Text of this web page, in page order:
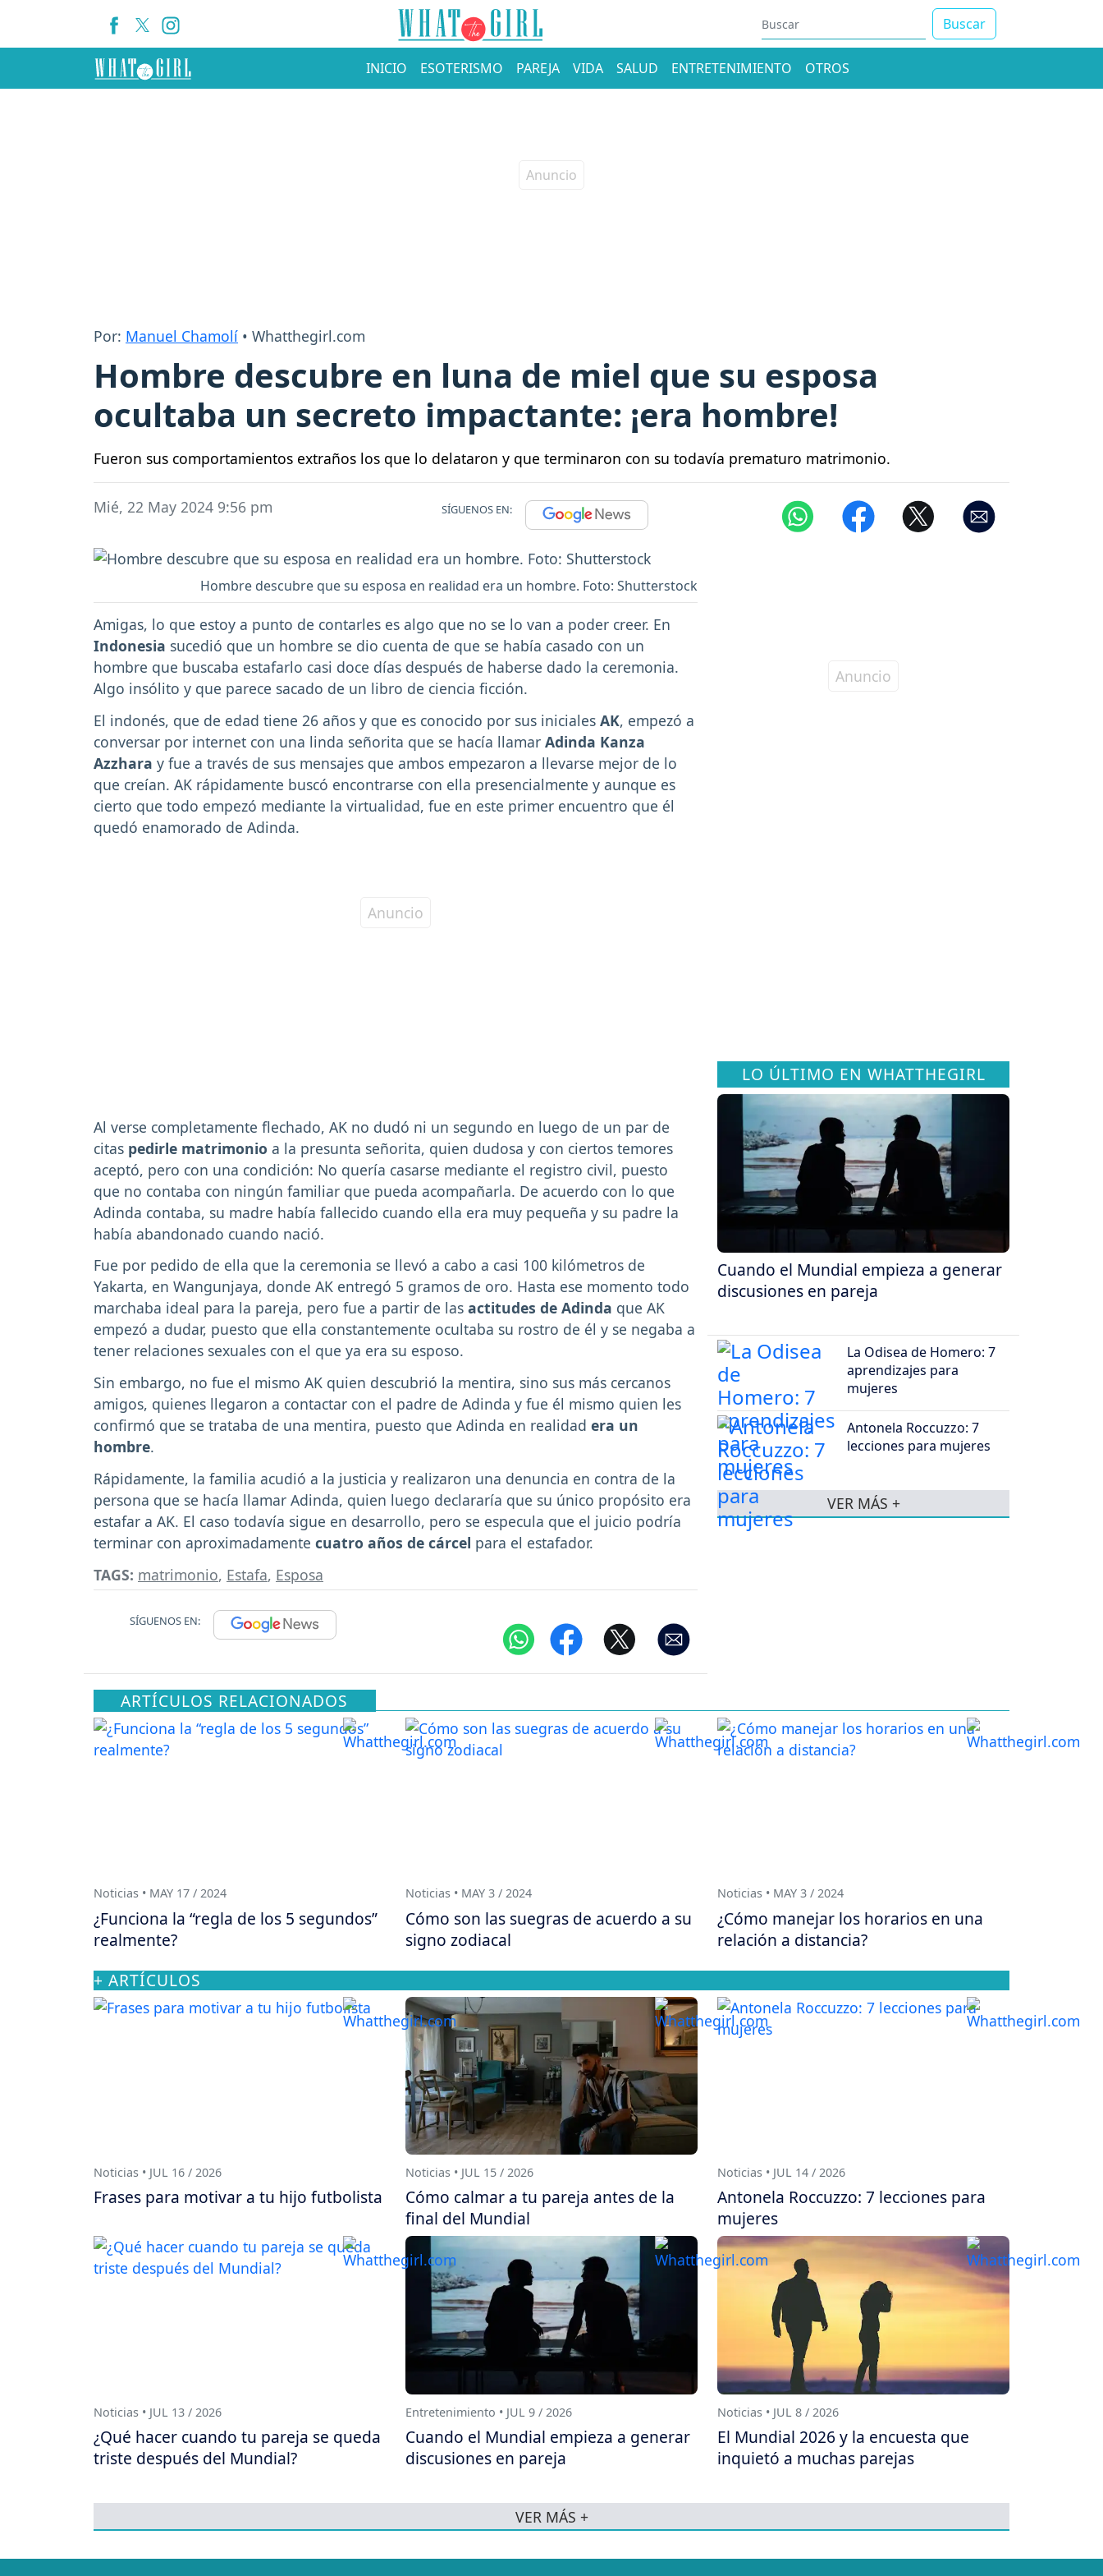
Buscar
INICIO ESOTERISMO PAREJA VIDA SALUD ENTRETENIMIENTO OTROS
Por: Manuel Chamolí • Whatthegirl.com
Hombre descubre en luna de miel que su esposa
ocultaba un secreto impactante: ¡era hombre!
Fueron sus comportamientos extraños los que lo delataron y que terminaron con su todavía prematuro matrimonio.
Mié, 22 May 2024 9:56 pm SÍGUENOS EN:
Hombre descubre que su esposa en realidad era un hombre. Foto: Shutterstock
Amigas, lo que estoy a punto de contarles es algo que no se lo van a poder creer. En
Indonesia sucedió que un hombre se dio cuenta de que se había casado con un
hombre que buscaba estafarlo casi doce días después de haberse dado la ceremonia.
Algo insólito y que parece sacado de un libro de ciencia ficción.
El indonés, que de edad tiene 26 años y que es conocido por sus iniciales AK, empezó a
conversar por internet con una linda señorita que se hacía llamar Adinda Kanza
Azzhara y fue a través de sus mensajes que ambos empezaron a llevarse mejor de lo
que creían. AK rápidamente buscó encontrarse con ella presencialmente y aunque es
cierto que todo empezó mediante la virtualidad, fue en este primer encuentro que él
quedó enamorado de Adinda.
Al verse completamente flechado, AK no dudó ni un segundo en luego de un par de
citas pedirle matrimonio a la presunta señorita, quien dudosa y con ciertos temores
aceptó, pero con una condición: No quería casarse mediante el registro civil, puesto
que no contaba con ningún familiar que pueda acompañarla. De acuerdo con lo que
Adinda contaba, su madre había fallecido cuando ella era muy pequeña y su padre la
había abandonado cuando nació.
Fue por pedido de ella que la ceremonia se llevó a cabo a casi 100 kilómetros de
Yakarta, en Wangunjaya, donde AK entregó 5 gramos de oro. Hasta ese momento todo
marchaba ideal para la pareja, pero fue a partir de las actitudes de Adinda que AK
empezó a dudar, puesto que ella constantemente ocultaba su rostro de él y se negaba a
tener relaciones sexuales con el que ya era su esposo.
Sin embargo, no fue el mismo AK quien descubrió la mentira, sino sus más cercanos
amigos, quienes llegaron a contactar con el padre de Adinda y fue él mismo quien les
confirmó que se trataba de una mentira, puesto que Adinda en realidad era un
hombre.
Rápidamente, la familia acudió a la justicia y realizaron una denuncia en contra de la
persona que se hacía llamar Adinda, quien luego declararía que su único propósito era
estafar a AK. El caso todavía sigue en desarrollo, pero se especula que el juicio podría
terminar con aproximadamente cuatro años de cárcel para el estafador.
TAGS: matrimonio, Estafa, Esposa
SÍGUENOS EN:
LO ÚLTIMO EN WHATTHEGIRL
Cuando el Mundial empieza a generar
discusiones en pareja
La Odisea de Homero: 7
aprendizajes para
mujeres
Antonela Roccuzzo: 7
lecciones para mujeres
VER MÁS +
ARTÍCULOS RELACIONADOS
Noticias • MAY 17 / 2024
¿Funciona la “regla de los 5 segundos”
realmente?
Noticias • MAY 3 / 2024
Cómo son las suegras de acuerdo a su
signo zodiacal
Noticias • MAY 3 / 2024
¿Cómo manejar los horarios en una
relación a distancia?
+ ARTÍCULOS
Noticias • JUL 16 / 2026
Frases para motivar a tu hijo futbolista
Noticias • JUL 15 / 2026
Cómo calmar a tu pareja antes de la
final del Mundial
Noticias • JUL 14 / 2026
Antonela Roccuzzo: 7 lecciones para
mujeres
Noticias • JUL 13 / 2026
¿Qué hacer cuando tu pareja se queda
triste después del Mundial?
Entretenimiento • JUL 9 / 2026
Cuando el Mundial empieza a generar
discusiones en pareja
Noticias • JUL 8 / 2026
El Mundial 2026 y la encuesta que
inquietó a muchas parejas
VER MÁS +